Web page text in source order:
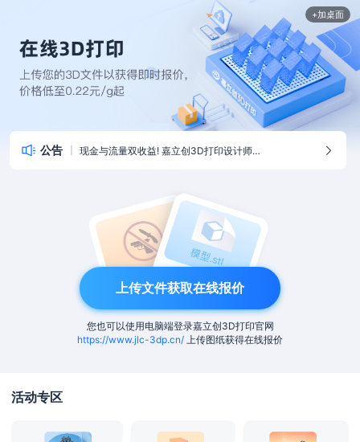
公告 现金与流量双收益! 嘉立创3D打印设计师招募中
+加桌面
上传文件获取在线报价
您也可以使用电脑端登录嘉立创3D打印官网
https://www.jlc-3dp.cn/ 上传图纸获得在线报价
活动专区